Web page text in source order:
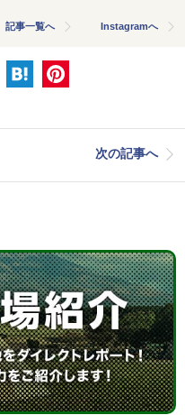
記事一覧へ Instagramへ
次の記事へ